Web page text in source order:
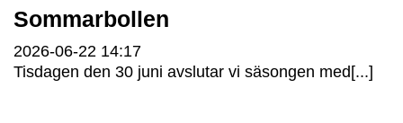
Sommarbollen
2026-06-22 14:17
Tisdagen den 30 juni avslutar vi säsongen med[...]